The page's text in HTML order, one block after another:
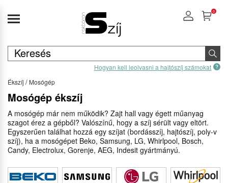
Hogyan kell leolvasni a hajtószíj számokat
0
Ékszíj Mosógép
Mosógép ékszíj
A mosógép már nem működik? Zajt hall vagy égett műanyag
szagot érez a gépből? Valószínű, hogy a szíj sérült vagy eltört.
Egyszerűen találhat hozzá egy szíjat (bordásszíj, hajtószíj, poly-v
szíj), ha a mosógépet Beko, Samsung, LG, Whirlpool, Bosch,
Candy, Electrolux, Gorenje, AEG, Indesit gyártmányú.